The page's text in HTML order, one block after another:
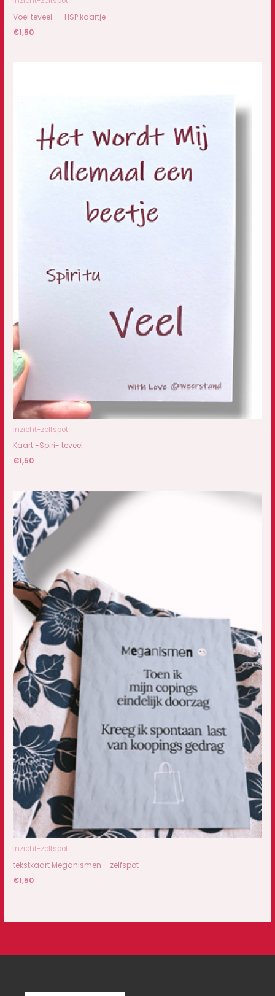
Voel teveel.. – HSP kaartje
€1,50
Inzicht-zelfspot
Kaart -Spiri- teveel
€1,50
Inzicht-zelfspot
tekstkaart Meganismen – zelfspot
€1,50